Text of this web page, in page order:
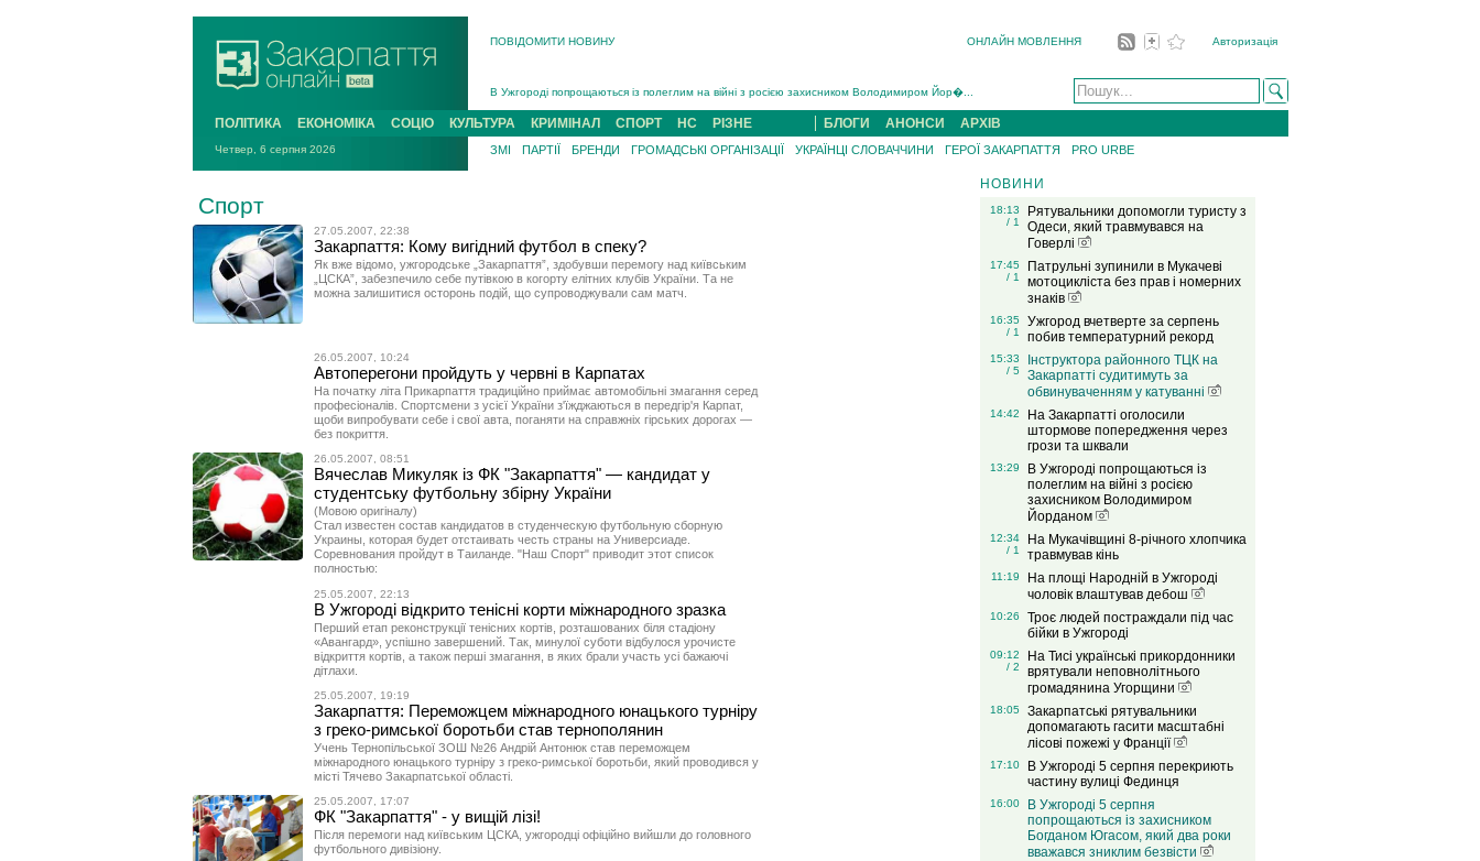
ПОВІДОМИТИ НОВИНУ ОНЛАЙН МОВЛЕННЯ Авторизація
В Ужгороді попрощаються із полеглим на війні з росією захисником Володимиром Йор�...
В Ужгороді 5 серпня попрощаються із захисником Богданом Югасом, який два роки �...
Підтвердили загибель захисника із Нанкова на Хустщині Юліана Гербея (ФОТО)[/gree...
На війні з рф поліг військовий з Виноградова Ігнат Роздяловський (ФОТО)...
ПОЛІТИКА ЕКОНОМІКА СОЦІО КУЛЬТУРА КРИМІНАЛ СПОРТ НС РІЗНЕ БЛОГИ АНОНСИ АРХІВ
Четвер, 6 серпня 2026 ЗМІ ПАРТІЇ БРЕНДИ ГРОМАДСЬКІ ОРГАНІЗАЦІЇ УКРАЇНЦІ СЛОВАЧЧИНИ ГЕРОЇ ЗАКАРПАТТЯ PRO URBE
Спорт
27.05.2007, 22:38
Закарпаття: Кому вигідний футбол в спеку?
Як вже відомо, ужгородське „Закарпаття”, здобувши перемогу над київським
„ЦСКА”, забезпечило себе путівкою в когорту елітних клубів України. Та не
можна залишитися осторонь подій, що супроводжували сам матч.
26.05.2007, 10:24
Автоперегони пройдуть у червні в Карпатах
На початку літа Прикарпаття традиційно приймає автомобільні змагання серед
професіоналів. Спортсмени з усієї України з'їжджаються в передгір'я Карпат,
щоби випробувати себе і свої авта, поганяти на справжніх гірських дорогах —
без покриття.
26.05.2007, 08:51
Вячеслав Микуляк із ФК "Закарпаття" — кандидат у
студентську футбольну збірну України
(Мовою оригіналу)
Стал известен состав кандидатов в студенческую футбольную сборную
Украины, которая будет отстаивать честь страны на Универсиаде.
Соревнования пройдут в Таиланде. "Наш Спорт" приводит этот список
полностью:
25.05.2007, 22:13
В Ужгороді відкрито тенісні корти міжнародного зразка
Перший етап реконструкції тенісних кортів, розташованих біля стадіону
«Авангард», успішно завершений. Так, минулої суботи відбулося урочисте
відкриття кортів, а також перші змагання, в яких брали участь усі бажаючі
дітлахи.
25.05.2007, 19:19
Закарпаття: Переможцем міжнародного юнацького турніру
з греко-римської боротьби став тернополянин
Учень Тернопільської ЗОШ №26 Андрій Антонюк став переможцем
міжнародного юнацького турніру з греко-римської боротьби, який проводився у
місті Тячево Закарпатської області.
25.05.2007, 17:07
ФК "Закарпаття" - у вищій лізі!
Після перемоги над київським ЦСКА, ужгородці офіційно вийшли до головного
футбольного дивізіону.
НОВИНИ
18:13
/ 1
Рятувальники допомогли туристу з
Одеси, який травмувався на
Говерлі
17:45
/ 1
Патрульні зупинили в Мукачеві
мотоцикліста без прав і номерних
знаків
16:35
/ 1
Ужгород вчетверте за серпень
побив температурний рекорд
15:33
/ 5
Інструктора районного ТЦК на
Закарпатті судитимуть за
обвинуваченням у катуванні
14:42
На Закарпатті оголосили
штормове попередження через
грози та шквали
13:29
В Ужгороді попрощаються із
полеглим на війні з росією
захисником Володимиром
Йорданом
12:34
/ 1
На Мукачівщині 8-річного хлопчика
травмував кінь
11:19
На площі Народній в Ужгороді
чоловік влаштував дебош
10:26
Троє людей постраждали під час
бійки в Ужгороді
09:12
/ 2
На Тисі українські прикордонники
врятували неповнолітнього
громадянина Угорщини
18:05
Закарпатські рятувальники
допомагають гасити масштабні
лісові пожежі у Франції
17:10
В Ужгороді 5 серпня перекриють
частину вулиці Фединця
16:00
В Ужгороді 5 серпня
попрощаються із захисником
Богданом Югасом, який два роки
вважався зниклим безвісти